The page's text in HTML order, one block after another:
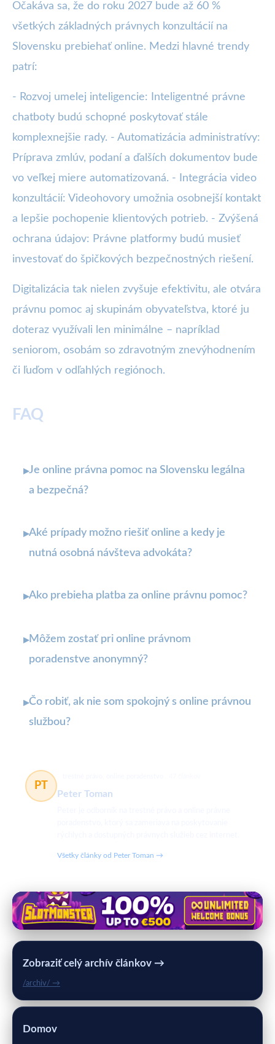
Očakáva sa, že do roku 2027 bude až 60 %
všetkých základných právnych konzultácií na
Slovensku prebiehať online. Medzi hlavné trendy
patrí:
- Rozvoj umelej inteligencie: Inteligentné právne
chatboty budú schopné poskytovať stále
komplexnejšie rady. - Automatizácia administratívy:
Príprava zmlúv, podaní a ďalších dokumentov bude
vo veľkej miere automatizovaná. - Integrácia video
konzultácií: Videohovory umožnia osobnejší kontakt
a lepšie pochopenie klientových potrieb. - Zvýšená
ochrana údajov: Právne platformy budú musieť
investovať do špičkových bezpečnostných riešení.
Digitalizácia tak nielen zvyšuje efektivitu, ale otvára
právnu pomoc aj skupinám obyvateľstva, ktoré ju
doteraz využívali len minimálne – napríklad
seniorom, osobám so zdravotným znevýhodnením
či ľuďom v odľahlých regiónoch.
FAQ
▸Je online právna pomoc na Slovensku legálna
a bezpečná?
▸Aké prípady možno riešiť online a kedy je
nutná osobná návšteva advokáta?
▸Ako prebieha platba za online právnu pomoc?
▸Môžem zostať pri online právnom
poradenstve anonymný?
▸Čo robiť, ak nie som spokojný s online právnou
službou?
PT
Peter Toman
Všetky články od Peter Toman →
Zobraziť celý archív článkov →
/archiv/ →
Domov